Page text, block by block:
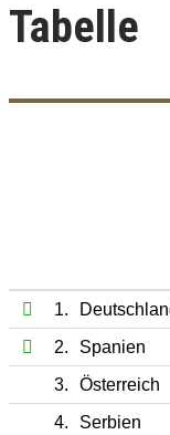
Tabelle
1.
2.
Spanien
3.
Österreich
4.
Serbien